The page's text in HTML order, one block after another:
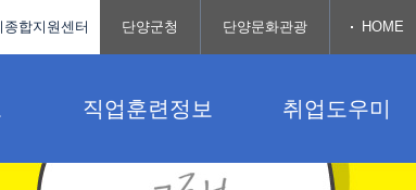
직업훈련정보 취업도우미
합지원센터 단양군청 단양문화관광 HOME